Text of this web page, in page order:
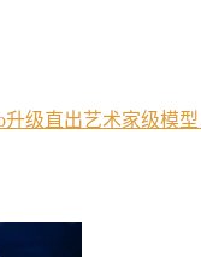
升级直出艺术家级模